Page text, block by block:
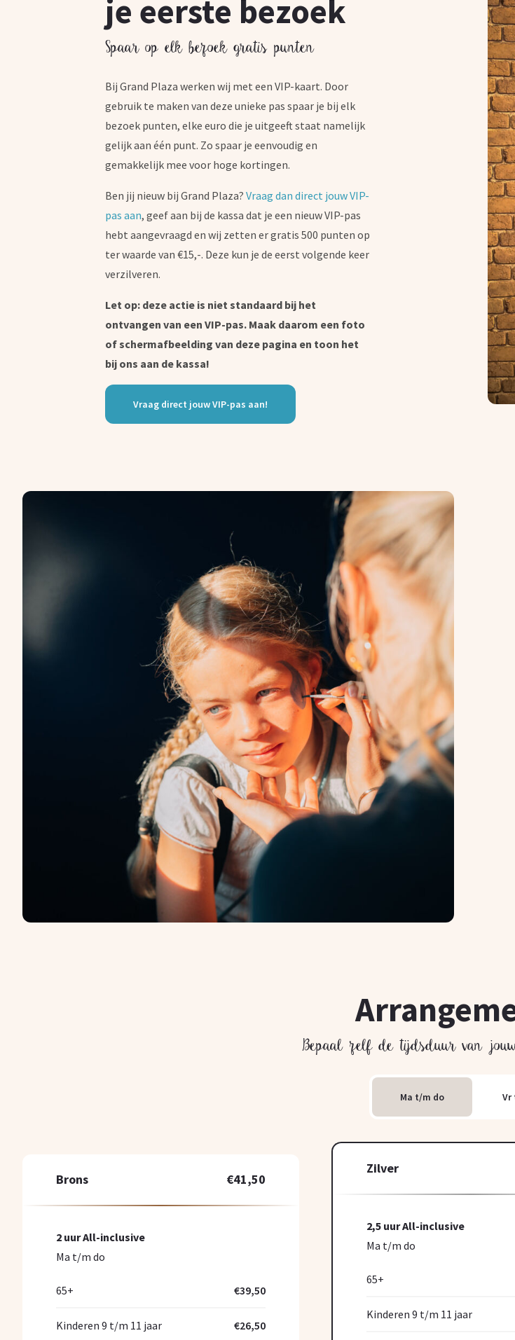
je eerste bezoek
Spaar op elk bezoek gratis punten
Bij Grand Plaza werken wij met een VIP-kaart. Door
gebruik te maken van deze unieke pas spaar je bij elk
bezoek punten, elke euro die je uitgeeft staat namelijk
gelijk aan één punt. Zo spaar je eenvoudig en
gemakkelijk mee voor hoge kortingen.
Ben jij nieuw bij Grand Plaza? Vraag dan direct jouw VIP-
pas aan, geef aan bij de kassa dat je een nieuw VIP-pas
hebt aangevraagd en wij zetten er gratis 500 punten op
ter waarde van €15,-. Deze kun je de eerst volgende keer
verzilveren.
Let op: deze actie is niet standaard bij het
ontvangen van een VIP-pas. Maak daarom een foto
of schermafbeelding van deze pagina en toon het
bij ons aan de kassa!
Vraag direct jouw VIP-pas aan!
Bepaal zelf de tijdsduur van
Ma t/m do Vr
Brons €41,50
2 uur All-inclusive
Ma t/m do
65+ €39,50
Kinderen 9 t/m 11 jaar €26,50
Zilver
2,5 uur All-inclusive
Ma t/m do
65+
Kinderen 9 t/m 11 jaar